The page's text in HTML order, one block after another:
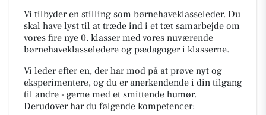
Vi tilbyder en stilling som børnehaveklasseleder. Du
skal have lyst til at træde ind i et tæt samarbejde om
vores fire nye 0. klasser med vores nuværende
børnehaveklasseledere og pædagoger i klasserne.
Vi leder efter en, der har mod på at prøve nyt og
eksperimentere, og du er anerkendende i din tilgang
til andre - gerne med et smittende humør.
Derudover har du følgende kompetencer: